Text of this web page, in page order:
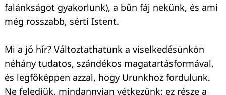
falánkságot gyakorlunk), a bűn fáj nekünk, és ami
még rosszabb, sérti Istent.
Mi a jó hír? Változtathatunk a viselkedésünkön
néhány tudatos, szándékos magatartásformával,
és legfőképpen azzal, hogy Urunkhoz fordulunk.
Ne feledjük, mindannyian vétkezünk; ez része a